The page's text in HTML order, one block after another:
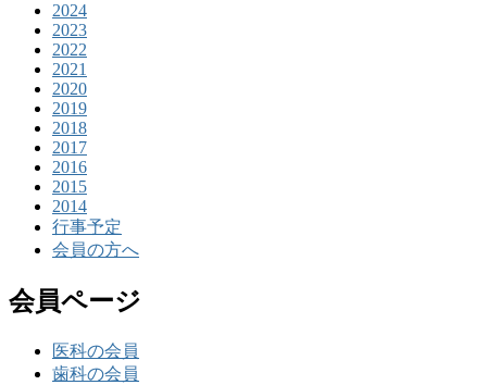
2024
2023
2022
2021
2020
2019
2018
2017
2016
2015
2014
行事予定
会員の方へ
会員ページ
医科の会員
歯科の会員